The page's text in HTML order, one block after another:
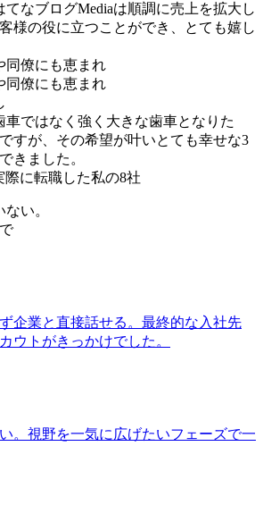
てなブログMediaは順調に売上を拡大し
様の役に立つことができ、とても嬉し
同僚にも恵まれ
同僚にも恵まれ
車ではなく強く大きな歯車となりた
すが、その希望が叶いとても幸せな3
きました。
際に転職した私の8社
い。
で
企業と直接話せる。最終的な入社先
ウトがきっかけでした。
。視野を一気に広げたいフェーズで一